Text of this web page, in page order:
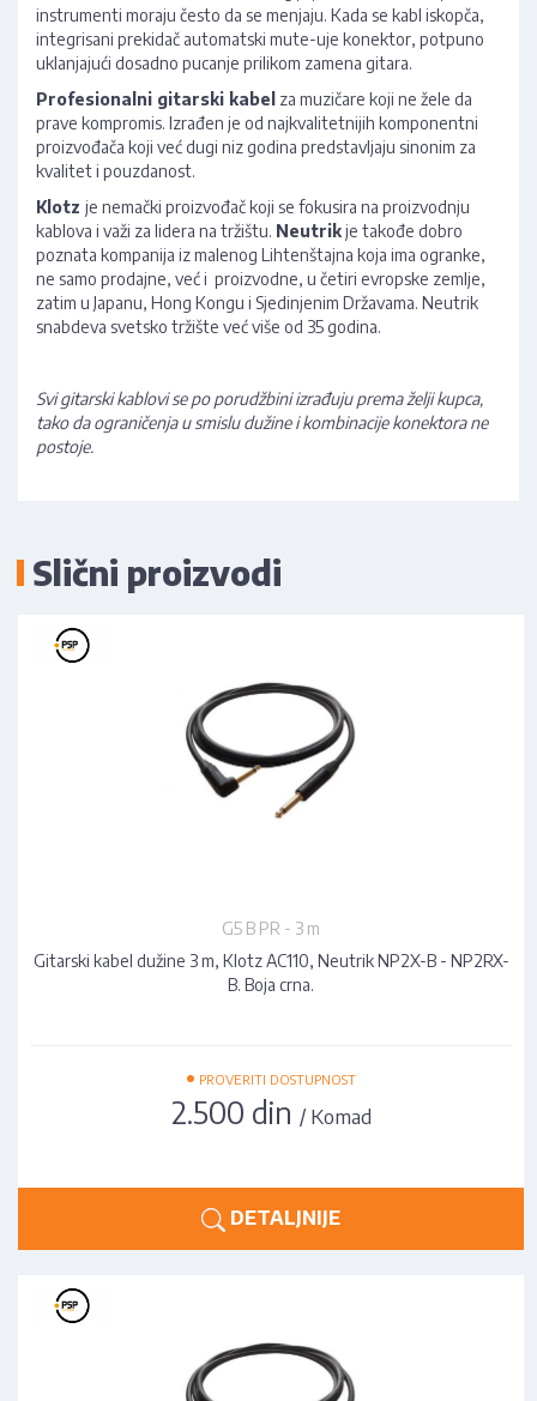
instrumenti moraju često da se menjaju. Kada se kabl iskopča,
integrisani prekidač automatski mute-uje konektor, potpuno
uklanjajući dosadno pucanje prilikom zamena gitara.
Profesionalni gitarski kabel za muzičare koji ne žele da
prave kompromis. Izrađen je od najkvalitetnijih komponentni
proizvođača koji već dugi niz godina predstavljaju sinonim za
kvalitet i pouzdanost.
Klotz je nemački proizvođač koji se fokusira na proizvodnju
kablova i važi za lidera na tržištu. Neutrikje takođe dobro
poznata kompanija iz malenog Lihtenštajna koja ima ogranke,
ne samo prodajne, već i proizvodne, u četiri evropske zemlje,
zatim u Japanu, Hong Kongu i Sjedinjenim Državama. Neutrik
snabdeva svetsko tržište već više od 35 godina.
Svi gitarski kablovi se po porudžbini izrađuju prema želji kupca,
tako da ograničenja u smislu dužine i kombinacije konektora ne
postoje.
Slični proizvodi
G5 B PR - 3 m
Gitarski kabel dužine 3 m, Klotz AC110, Neutrik NP2X-B - NP2RX-
B. Boja crna.
• PROVERITI DOSTUPNOST
2.500 din / Komad
DETALJNIJE